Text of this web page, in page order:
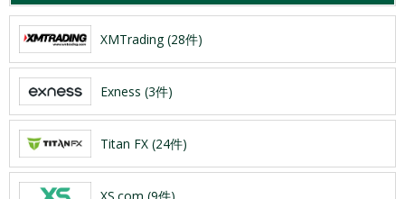
XMTrading (28件)
Exness (3件)
Titan FX (24件)